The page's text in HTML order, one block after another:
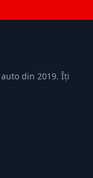
din 2019. Îți